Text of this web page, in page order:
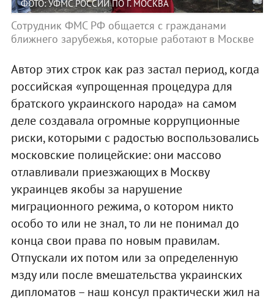
ФОТО: УФМС РОССИИ ПО Г. МОСКВА
Сотрудник ФМС РФ общается с гражданами
ближнего зарубежья, которые работают в Москве
Автор этих строк как раз застал период, когда
российская «упрощенная процедура для
братского украинского народа» на самом
деле создавала огромные коррупционные
риски, которыми с радостью воспользовались
московские полицейские: они массово
отлавливали приезжающих в Москву
украинцев якобы за нарушение
миграционного режима, о котором никто
особо то или не знал, то ли не понимал до
конца свои права по новым правилам.
Отпускали их потом или за определенную
мзду или после вмешательства украинских
дипломатов – наш консул практически жил на